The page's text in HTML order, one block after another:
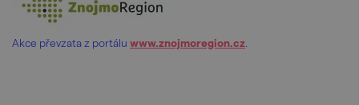
Akce převzata z portálu www.znojmoregion.cz